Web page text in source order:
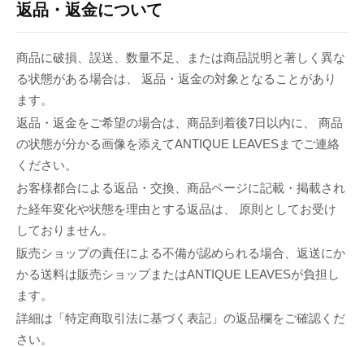
返品・返金について
商品に破損、誤送、数量不足、または商品説明と著しく異な
る状態がある場合は、 返品・返金の対象となることがあり
ます。
返品・返金をご希望の場合は、商品到着後7日以内に、 商品
の状態が分かる画像を添えてANTIQUE LEAVESまでご連絡
ください。
お客様都合による返品・交換、商品ページに記載・掲載され
た経年変化や状態を理由とする返品は、 原則としてお受け
しておりません。
販売ショップの責任による不備が認められる場合、返送にか
かる送料は販売ショップまたはANTIQUE LEAVESが負担し
ます。
詳細は「特定商取引法に基づく表記」の返品欄をご確認くだ
さい。